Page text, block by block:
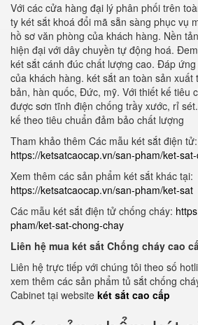
Với các cửa hàng đại lý phân phối trên
ty két sắt khoá đổi mã sẵn sàng phục vụ
hồ sơ văn phòng của khách hàng. Nền
hiện đại với dây chuyền tự động hoá.
két sắt cánh đúc chất lượng cao. Đáp
của khách hàng. két sắt an toàn sản xuất
bản, hàn quốc, Đức, mỹ. Với thiết kế tiêu
được sơn tĩnh điện chống trầy xước, rỉ
kế theo tiêu chuẩn đảm bảo chất lượng
Tham khảo thêm Các mẫu két sắt điện tử:
https://ketsatcaocap.vn/san-pham/ket-
Xem thêm các sản phẩm két sắt khác tại:
https://ketsatcaocap.vn/san-pham/ket-sat
Các mẫu két sắt điện tử chống cháy:
pham/ket-sat-chong-chay
Liên hệ mua két sắt Chống cháy cao
Liên hệ trực tiếp với chúng tôi theo số
xem thêm các sản phẩm tủ sắt chống
Cabinet tại website két sắt cao cấp